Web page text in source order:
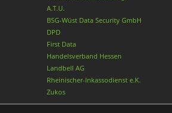
A.T.U.
BSG-Wüst Data Security GmbH
DPD
First Data
Handelsverband Hessen
Landbell AG
Rheinischer-Inkassodienst e.K.
Zukos